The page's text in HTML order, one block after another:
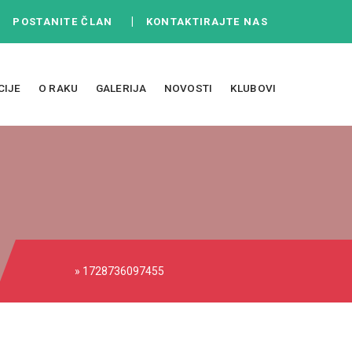
POSTANITE ČLAN KONTAKTIRAJTE NAS
O RAKU GALERIJA NOVOSTI KLUBOVI
» 1728736097455